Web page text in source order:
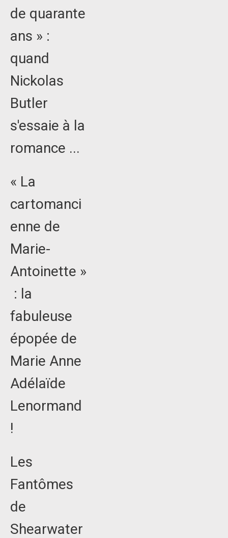
de quarante
ans » :
quand
Nickolas
Butler
s'essaie à la
romance ...
« La
cartomanci
enne de
Marie-
Antoinette »
: la
fabuleuse
épopée de
Marie Anne
Adélaïde
Lenormand
!
Les
Fantômes
de
Shearwater